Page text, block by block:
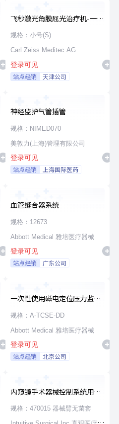
飞秒激光角膜屈光治疗机-一次
性使用无菌治疗包
规格：小号(S)
Carl Zeiss Meditec AG
登录可见
站点经销 天津公司
神经监护气管插管
规格：NIMED070
美敦力(上海)管理有限公司
登录可见
站点经销 上海国际医药
血管缝合器系统
规格：12673
Abbott Medical 雅培医疗器械
登录可见
站点经销 广东公司
一次性使用磁电定位压力监测
消融导管
规格：A-TCSE-DD
Abbott Medical 雅培医疗器械
登录可见
站点经销 北京公司
内窥镜手术器械控制系统用无
源器械和附件
规格：470015 器械臂无菌套